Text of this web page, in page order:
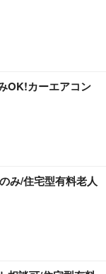
OK!カーエアコン
み/住宅型有料老人